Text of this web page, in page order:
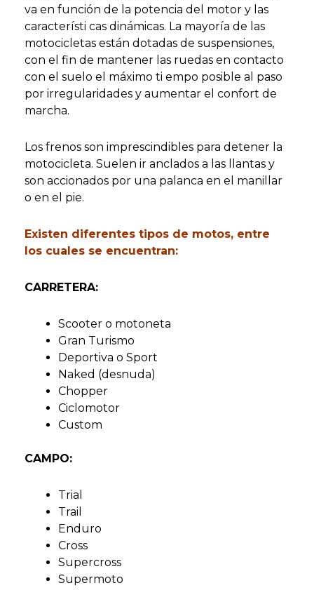
va en función de la potencia del motor y las
característi cas dinámicas. La mayoría de las
motocicletas están dotadas de suspensiones,
con el fin de mantener las ruedas en contacto
con el suelo el máximo ti empo posible al paso
por irregularidades y aumentar el confort de
marcha.
Los frenos son imprescindibles para detener la
motocicleta. Suelen ir anclados a las llantas y
son accionados por una palanca en el manillar
o en el pie.
Existen diferentes tipos de motos, entre
los cuales se encuentran:
CARRETERA:
Scooter o motoneta
Gran Turismo
Deportiva o Sport
Naked (desnuda)
Chopper
Ciclomotor
Custom
CAMPO:
Trial
Trail
Enduro
Cross
Supercross
Supermoto